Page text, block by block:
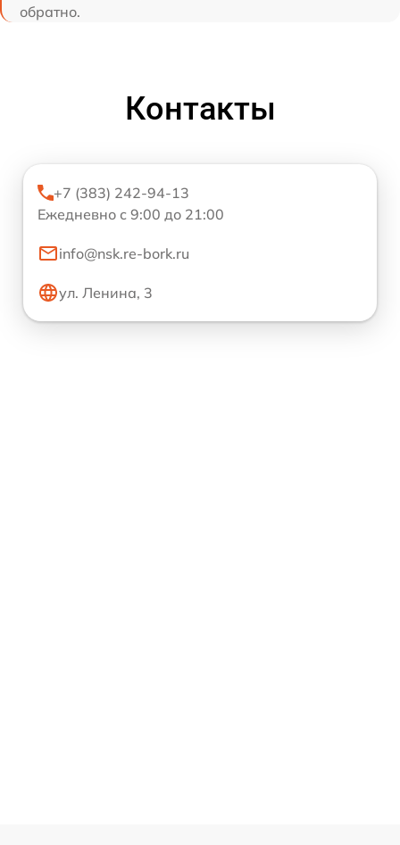
обратно.
Контакты
+7 (383) 242-94-13
Ежедневно с 9:00 до 21:00
info@nsk.re-bork.ru
ул. Ленина, 3